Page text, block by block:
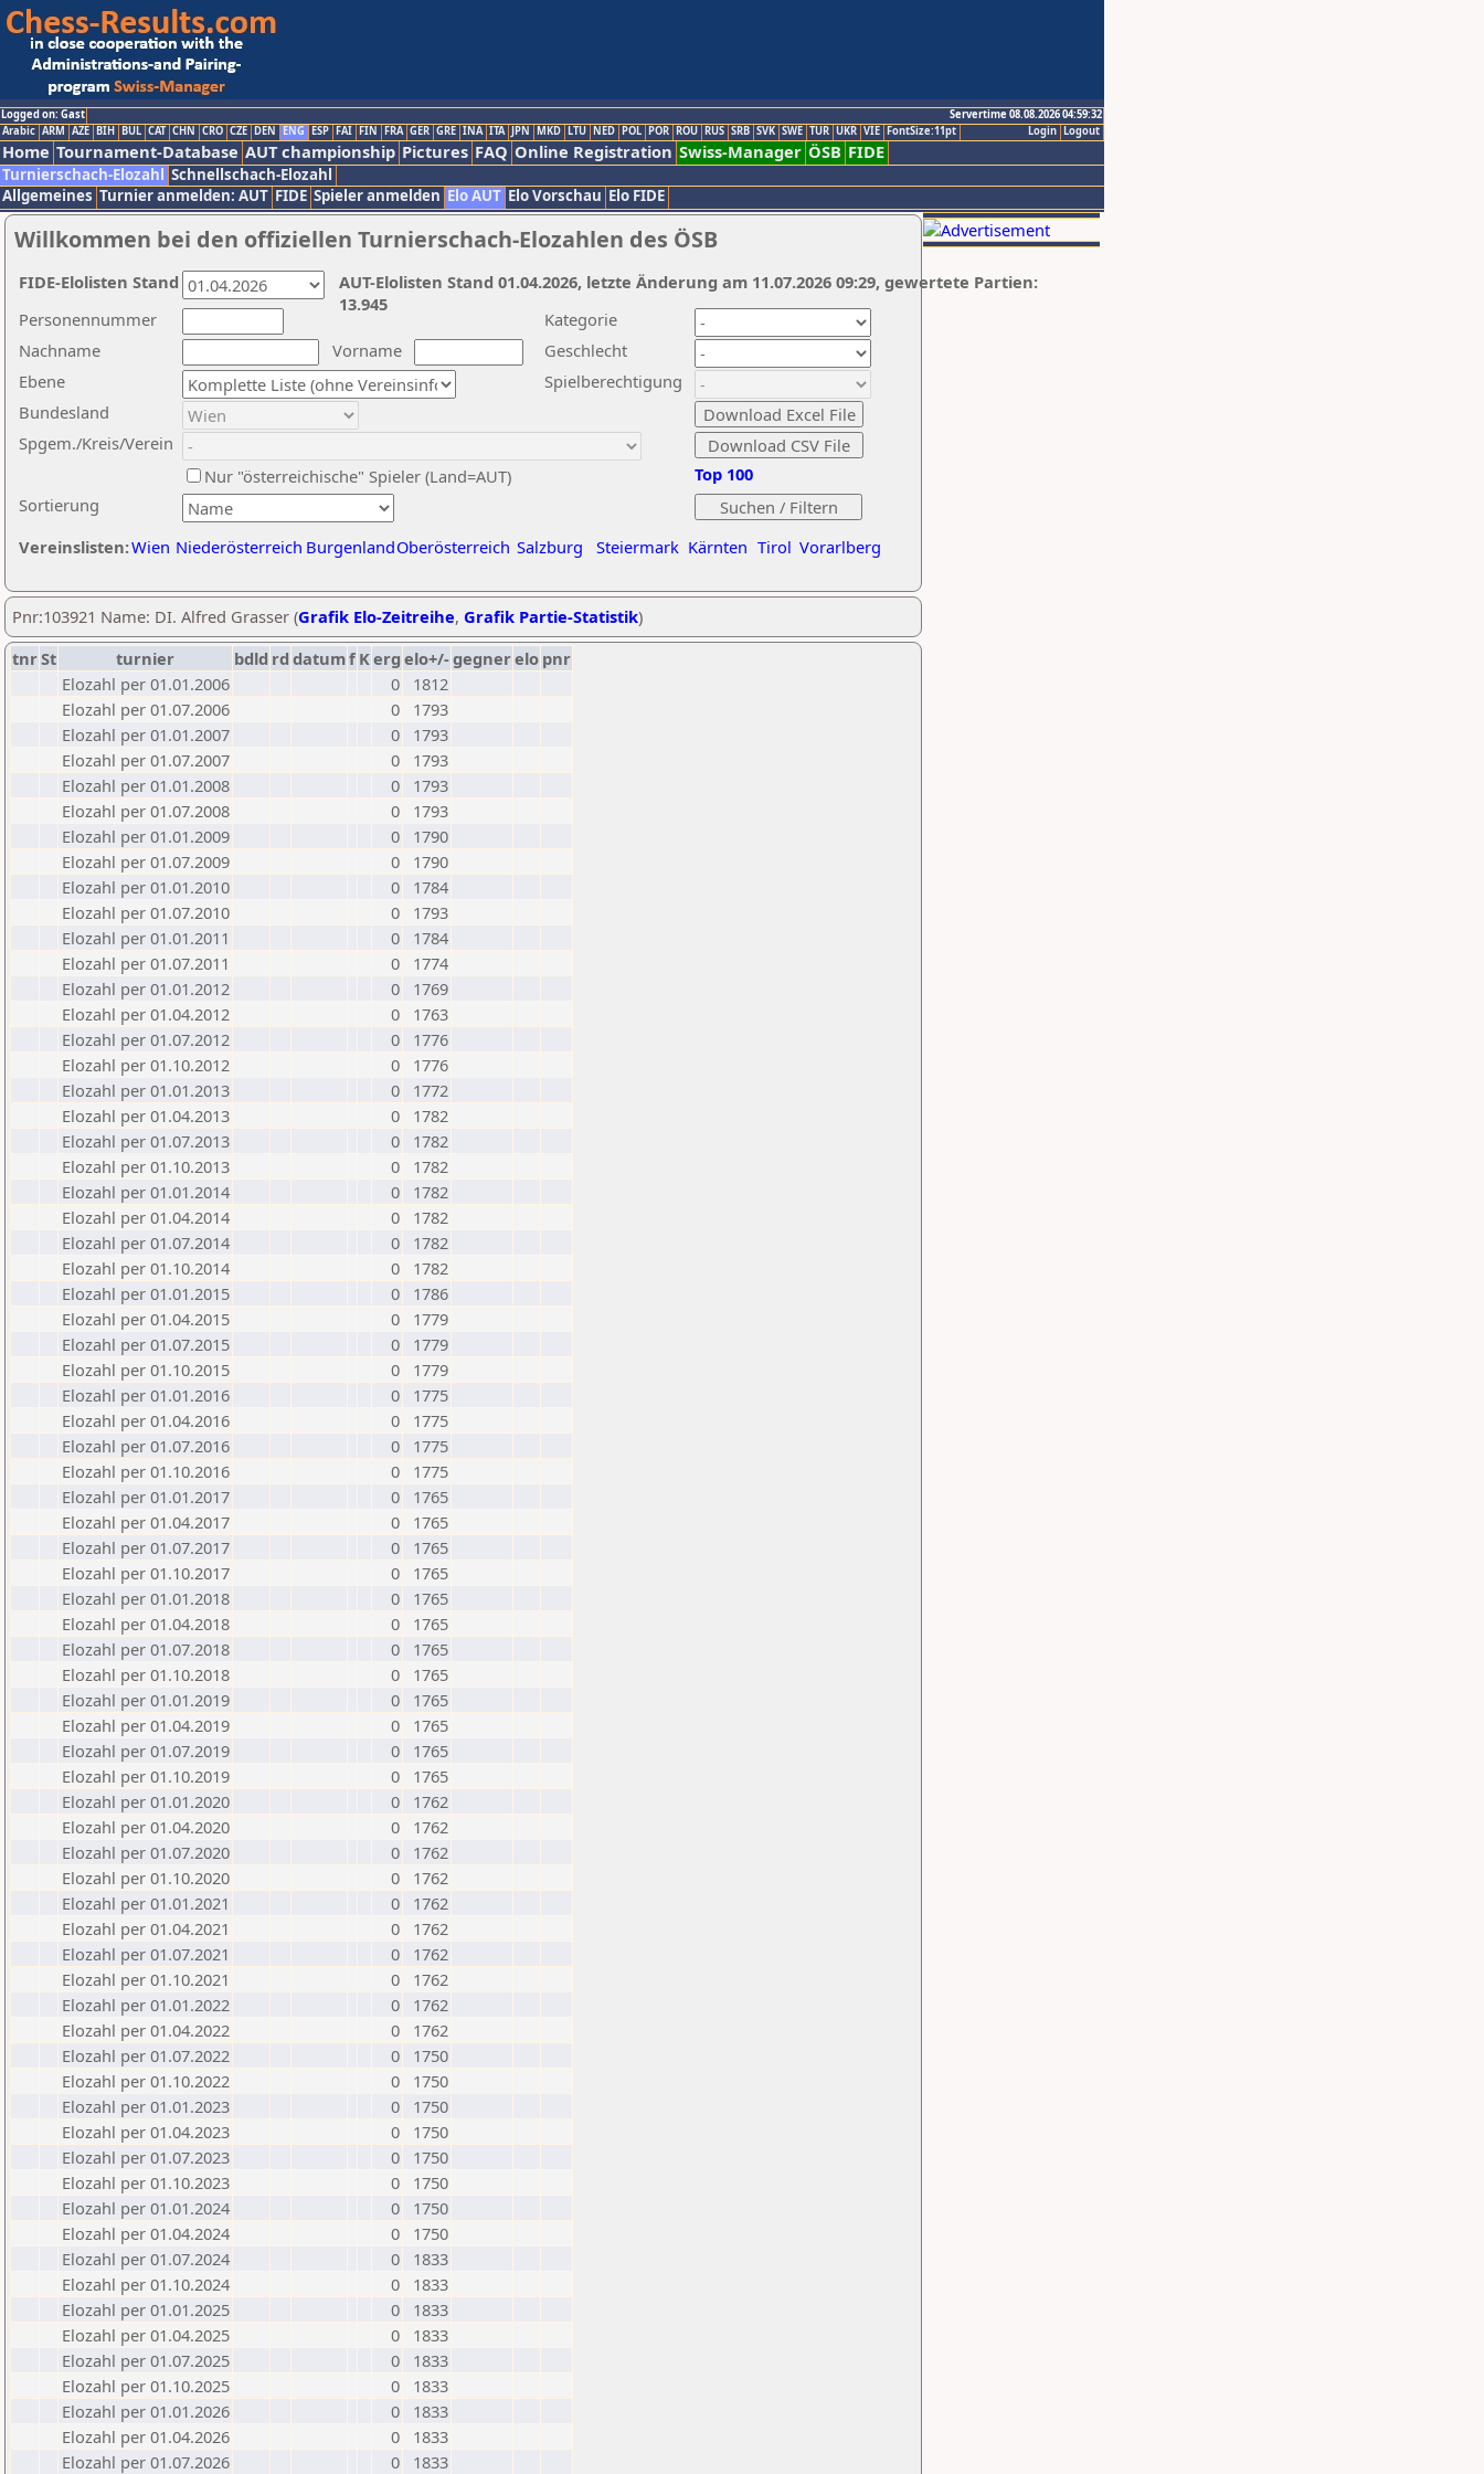
Logged on: Gast
Servertime 08.08.2026 04:59:32
Logout
Login
Arabic ARM AZE BIH BUL CAT CHN CRO CZE DEN ENG ESP FAI FIN FRA GER GRE INA ITA JPN MKD LTU NED POL POR ROU RUS SRB SVK SWE TUR UKR VIE FontSize:11pt
Home Tournament-Database AUT championship Pictures FAQ Online Registration Swiss-Manager ÖSB FIDE
Turnierschach-Elozahl Schnellschach-Elozahl
Allgemeines Turnier anmelden: AUT FIDE Spieler anmelden Elo AUT Elo Vorschau Elo FIDE
Willkommen bei den offiziellen Turnierschach-Elozahlen des ÖSB
Nachname
Vorname
Ebene
Kategorie
Sortierung
Personennummer
Bundesland
Spgem./Kreis/Verein
Geschlecht
Nur "österreichische" Spieler (Land=AUT)
Spielberechtigung
Vereinslisten:Wien Niederösterreich BurgenlandOberösterreich Salzburg Steiermark Kärnten Tirol Vorarlberg
Top 100
AUT-Elolisten Stand 01.04.2026, letzte Änderung am 11.07.2026 09:29, gewertete Partien:
13.945
FIDE-Elolisten Stand
Pnr:103921 Name: DI. Alfred Grasser (Grafik Elo-Zeitreihe, Grafik Partie-Statistik)
tnrSt turnier bdld rd datumf Kerg elo+/-gegnerelo pnr
Elozahl per 01.01.2006
0
1812
Elozahl per 01.07.2006
0
1793
Elozahl per 01.01.2007
0
1793
Elozahl per 01.07.2007
0
1793
Elozahl per 01.01.2008
0
1793
Elozahl per 01.07.2008
0
1793
Elozahl per 01.01.2009
0
1790
Elozahl per 01.07.2009
0
1790
Elozahl per 01.01.2010
0
1784
Elozahl per 01.07.2010
0
1793
Elozahl per 01.01.2011
0
1784
Elozahl per 01.07.2011
0
1774
Elozahl per 01.01.2012
0
1769
Elozahl per 01.04.2012
0
1763
Elozahl per 01.07.2012
0
1776
Elozahl per 01.10.2012
0
1776
Elozahl per 01.01.2013
0
1772
Elozahl per 01.04.2013
0
1782
Elozahl per 01.07.2013
0
1782
Elozahl per 01.10.2013
0
1782
Elozahl per 01.01.2014
0
1782
Elozahl per 01.04.2014
0
1782
Elozahl per 01.07.2014
0
1782
Elozahl per 01.10.2014
0
1782
Elozahl per 01.01.2015
0
1786
Elozahl per 01.04.2015
0
1779
Elozahl per 01.07.2015
0
1779
Elozahl per 01.10.2015
0
1779
Elozahl per 01.01.2016
0
1775
Elozahl per 01.04.2016
0
1775
Elozahl per 01.07.2016
0
1775
Elozahl per 01.10.2016
0
1775
Elozahl per 01.01.2017
0
1765
Elozahl per 01.04.2017
0
1765
Elozahl per 01.07.2017
0
1765
Elozahl per 01.10.2017
0
1765
Elozahl per 01.01.2018
0
1765
Elozahl per 01.04.2018
0
1765
Elozahl per 01.07.2018
0
1765
Elozahl per 01.10.2018
0
1765
Elozahl per 01.01.2019
0
1765
Elozahl per 01.04.2019
0
1765
Elozahl per 01.07.2019
0
1765
Elozahl per 01.10.2019
0
1765
Elozahl per 01.01.2020
0
1762
Elozahl per 01.04.2020
0
1762
Elozahl per 01.07.2020
0
1762
Elozahl per 01.10.2020
0
1762
Elozahl per 01.01.2021
0
1762
Elozahl per 01.04.2021
0
1762
Elozahl per 01.07.2021
0
1762
Elozahl per 01.10.2021
0
1762
Elozahl per 01.01.2022
0
1762
Elozahl per 01.04.2022
0
1762
Elozahl per 01.07.2022
0
1750
Elozahl per 01.10.2022
0
1750
Elozahl per 01.01.2023
0
1750
Elozahl per 01.04.2023
0
1750
Elozahl per 01.07.2023
0
1750
Elozahl per 01.10.2023
0
1750
Elozahl per 01.01.2024
0
1750
Elozahl per 01.04.2024
0
1750
Elozahl per 01.07.2024
0
1833
Elozahl per 01.10.2024
0
1833
Elozahl per 01.01.2025
0
1833
Elozahl per 01.04.2025
0
1833
Elozahl per 01.07.2025
0
1833
Elozahl per 01.10.2025
0
1833
Elozahl per 01.01.2026
0
1833
Elozahl per 01.04.2026
0
1833
Elozahl per 01.07.2026
0 1833